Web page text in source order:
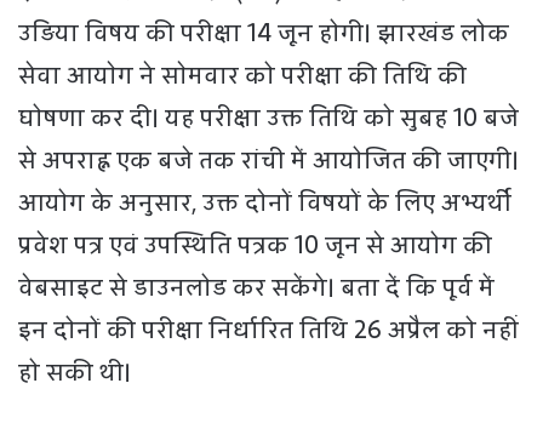
उड़िया विषय की परीक्षा 14 जून होगी। झारखंड लोक
सेवा आयाेग ने साेमवार को परीक्षा की तिथि की
घोषणा कर दी। यह परीक्षा उक्त तिथि को सुबह 10 बजे
से अपराह्न एक बजे तक रांची में आयोजित की जाएगी।
आयोग के अनुसार, उक्त दोनों विषयों के लिए अभ्यर्थी
प्रवेश पत्र एवं उपस्थिति पत्रक 10 जून से आयोग की
वेबसाइट से डाउनलोड कर सकेंगे। बता दें कि पूर्व में
इन दोनों की परीक्षा निर्धारित तिथि 26 अप्रैल को नहीं
हो सकी थी।